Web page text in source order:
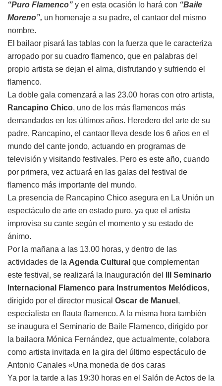
“Puro Flamenco” y en esta ocasión lo hará con “Baile
Moreno”, un homenaje a su padre, el cantaor del mismo
nombre.
El bailaor pisará las tablas con la fuerza que le caracteriza
arropado por su cuadro flamenco, que en palabras del
propio artista se dejan el alma, disfrutando y sufriendo el
flamenco.
La doble gala comenzará a las 23.00 horas con otro artista,
Rancapino Chico, uno de los más flamencos más
demandados en los últimos años. Heredero del arte de su
padre, Rancapino, el cantaor lleva desde los 6 años en el
mundo del cante jondo, actuando en programas de
televisión y visitando festivales. Pero es este año, cuando
por primera, vez actuará en las galas del festival de
flamenco más importante del mundo.
La presencia de Rancapino Chico asegura en La Unión un
espectáculo de arte en estado puro, ya que el artista
improvisa su cante según el momento y su estado de
ánimo.
Por la mañana a las 13.00 horas, y dentro de las
actividades de la Agenda Cultural que complementan
este festival, se realizará la Inauguración del
III Seminario
Internacional Flamenco para Instrumentos Melódicos,
dirigido por el director musical Oscar de Manuel ,
especialista en flauta flamenco. A la misma hora también
se inaugura el Seminario de Baile Flamenco, dirigido por
la bailaora Mónica Fernández, que actualmente, colabora
como artista invitada en la gira del último espectáculo de
Antonio Canales «Una moneda de dos caras
Ya por la tarde a las 19:30 horas en el Salón de Actos de la